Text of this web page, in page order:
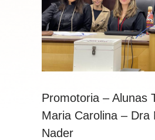
Promotoria – Alunas
Maria Carolina – Dra
Nader